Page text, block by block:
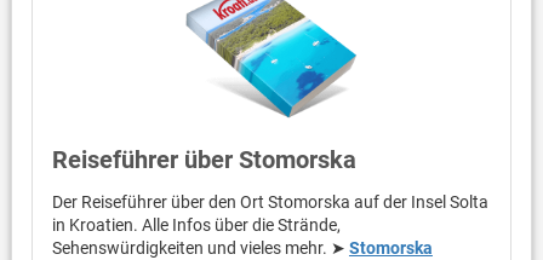
Reiseführer über Stomorska
Der Reiseführer über den Ort Stomorska auf der Insel Solta
in Kroatien. Alle Infos über die Strände,
Sehenswürdigkeiten und vieles mehr. ➤ Stomorska